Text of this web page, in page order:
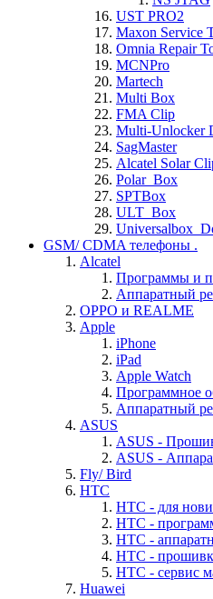
UST PRO2
Maxon Service
Omnia Repair
MCNPro
Martech
Multi Box
FMA Clip
Multi-Unlocker
SagMaster
Alcatel Solar
Polar_Box
SPTBox
ULT_Box
GSM/ CDMA телефоны .
Alcatel
Программы и
Аппаратный
OPPO и REALME
Apple
iPhone
iPad
Apple Watch
Программное
Аппаратный
ASUS
ASUS -
ASUS -
Fly/ Bird
HTC
HTC - для
HTC -
HTC -
HTC -
HTC - cервис
Huawei